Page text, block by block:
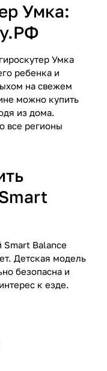
Умка:
Умка
ребенка и
на свежем
можно купить
из дома.
все регионы
Smart Balance
Детская модель
безопасна и
к езде.